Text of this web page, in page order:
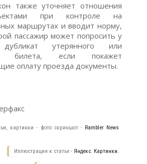
также уточняет отношения
при контроле на
маршрутах и вводит норму,
пассажир может попросить у
дубликат утерянного или
билета, если покажет
оплату проезда документы.
картинки - фото скриншот - Rambler News
Иллюстрация к статье - Яндекс. Картинки.